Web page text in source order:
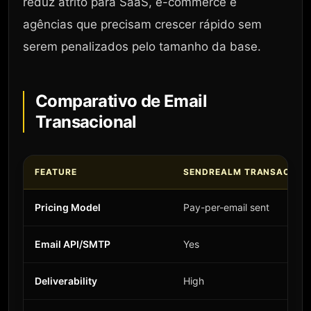
agências que precisam crescer rápido sem
serem penalizados pelo tamanho da base.
Comparativo de Email
Transacional
FEATURE SENDREALM
Pricing Model Pay-per-email sent
Email API/SMTP Yes
Deliverability High